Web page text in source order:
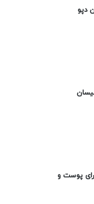
پوست و